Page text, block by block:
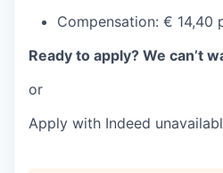
Compensation: € 14,40
Ready to apply? We can’t
or
Apply with Indeed